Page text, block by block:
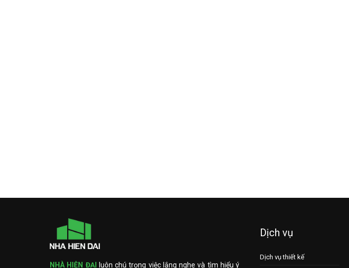
NHÀ HIỆN ĐẠI luôn chú trọng việc lắng nghe và tìm hiểu ý
Dịch vụ
Dịch vụ thiết kế